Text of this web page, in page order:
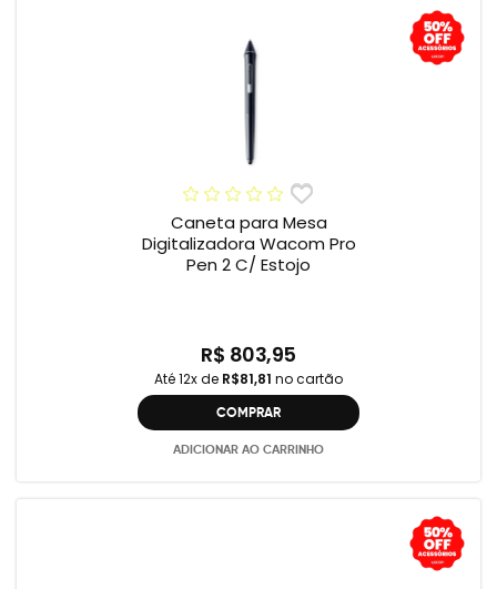
Caneta para Mesa
Digitalizadora Wacom Pro
Pen 2 C/ Estojo
R$ 803,95
Até 12x de R$81,81 no cartão
COMPRAR
ADICIONAR AO CARRINHO